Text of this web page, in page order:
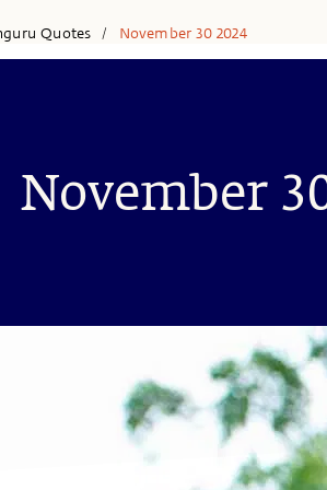
Quotes / November 30 2024
November